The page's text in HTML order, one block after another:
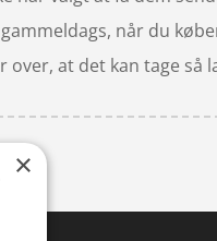
når du
at det kan tage så
×